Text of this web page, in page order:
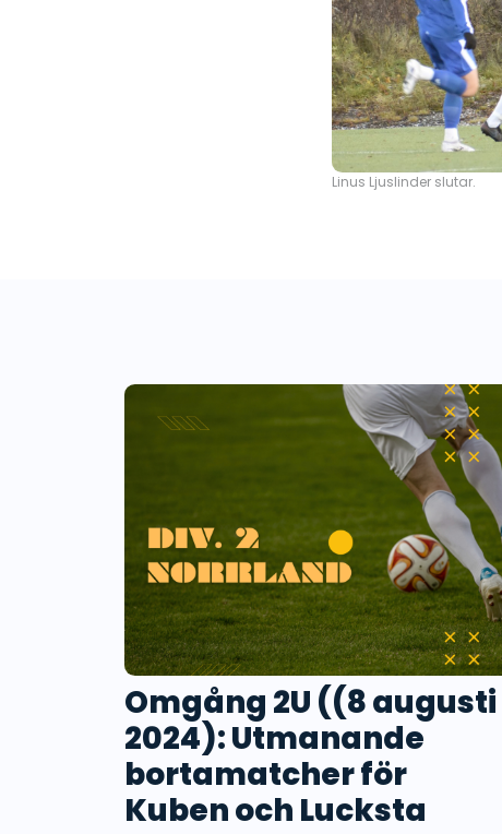
Linus Ljuslinder slutar.
Omgång 2U ((8 augusti
2024): Utmanande
bortamatcher för
Kuben och Lucksta